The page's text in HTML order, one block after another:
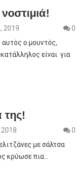
2019
0
αυτός ο μουντός,
είναι για
της!
0
με σάλτσα
κρύωσε πια…